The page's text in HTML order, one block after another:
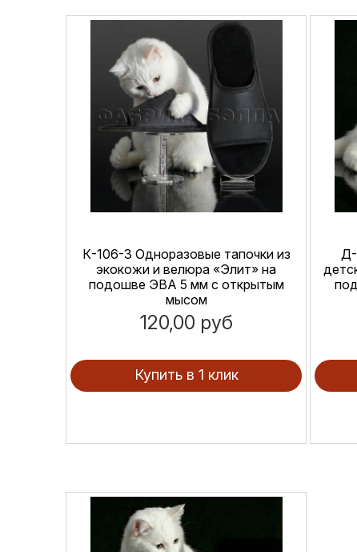
К-106-3 Одноразовые тапочки из
экокожи и велюра «Элит» на
подошве ЭВА 5 мм с открытым
мысом
120,00 руб
Купить в 1 клик
Д-